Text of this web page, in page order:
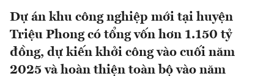
Dự án khu công nghiệp mới tại huyện
Triệu Phong có tổng vốn hơn 1.150 tỷ
đồng, dự kiến khởi công vào cuối năm
2025 và hoàn thiện toàn bộ vào năm